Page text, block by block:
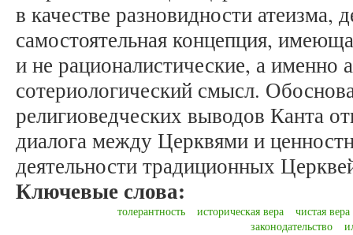
в качестве разновидности атеизма,
самостоятельная концепция,
и не рационалистические, а именно
сотериологический смысл.
религиоведческих выводов Канта
диалога между Церквями и
деятельности традиционных
Ключевые слова:
толерантность историческая вера
чистая вера
законодательство